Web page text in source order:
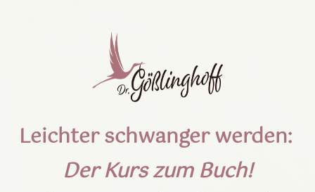
Leichter schwanger werden:
Der Kurs zum Buch!